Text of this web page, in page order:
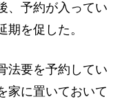
、予約が入ってい
を促した。
法要を予約してい
家に置いておいて